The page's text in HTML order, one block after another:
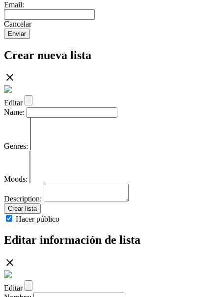
Email:
Cancelar
Enviar
Crear nueva lista
Editar
Name:
Genres:
Moods:
Description:
Crear lista
Hacer público
Editar información de lista
Editar